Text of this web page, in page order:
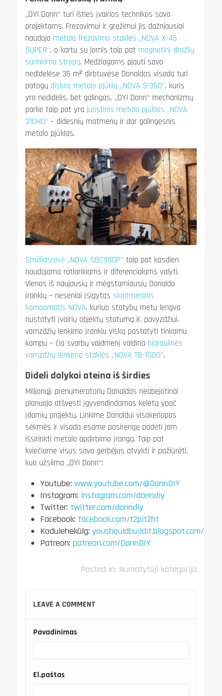
„DYI Donn“ turi išties įvairios technikos savo
projektams. Frezavimui ir gręžimui jis dažniausiai
naudoja metalo frezavimo stakles „NOVA X-45
SUPER“, o kartu su jomis taip pat magnetinį drožlių
surinkimo strypą. Medžiagoms pjauti savo
nedidelėse 35 m² dirbtuvėse Donaldas visada turi
patogų diskinį metalo pjūklą „NOVA S-350“, kuris
yra nedidelis, bet galingas. „DYI Donn“ mechanizmų
parke taip pat yra juostinis metalo pjūklas „NOVA
310HD“ – didesnių matmenų ir dar galingesnis
metalo pjūklas.
Smėliasrovė „NOVA SBC990P“ taip pat kasdien
naudojama ratlankiams ir diferencialams valyti.
Vienas iš naujausių ir mėgstamiausių Donaldo
įrankių – neseniai įsigytas skaitmeninis
kampamatis NOVA, kuriuo statybų metu lengva
nustatyti įvairių objektų statumą ir, pavyzdžiui,
vamzdžių lenkimo įrankiu viską pastatyti tinkamu
kampu – čia svarbų vaidmenį vaidina hidraulinės
vamzdžių lenkimo staklės „NOVA TB-1000“.
Dideli dalykai ateina iš širdies
Milijonąjį prenumeratorių Donaldas neabejotinai
planuoja atšvęsti įgyvendindamas keletą ypač
įdomių projektų. Linkime Donaldui visokeriopos
sėkmės ir visada esame pasirengę padėti jam
išsirinkti metalo apdirbimo įrangą. Taip pat
kviečiame visus savo gerbėjus atvykti ir pažiūrėti,
kuo užsiima „DYI Donn“:
Youtube: www.youtube.com/@DonnDIY
Instagram: instagram.com/donndiy
Twitter: twitter.com/donndiy
Facebook: facebook.com/t2pit2ht
Kodulehekülg: youshouldbuildit.blogspot.com/
Patreon: patreon.com/DonnDIY
Posted in: Numatytoji kategorija
LEAVE A COMMENT
Pavadinimas
El.paštas